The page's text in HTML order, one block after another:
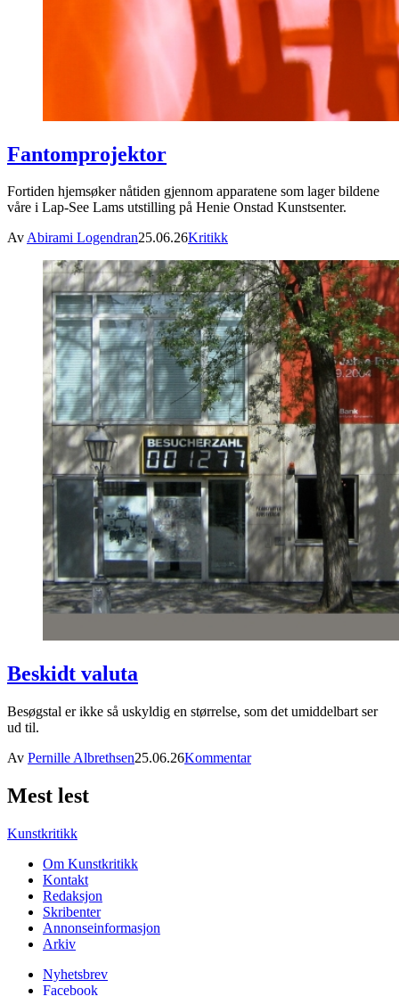
Fantomprojektor
Fortiden hjemsøker nåtiden gjennom apparatene som lager bildene
våre i Lap-See Lams utstilling på Henie Onstad Kunstsenter.
AvAbirami Logendran25.06.26Kritikk
Beskidt valuta
Besøgstal er ikke så uskyldig en størrelse, som det umiddelbart ser
ud til.
Av Pernille Albrethsen25.06.26Kommentar
Mest lest
Kunstkritikk
Om Kunstkritikk
Kontakt
Redaksjon
Skribenter
Annonseinformasjon
Arkiv
Nyhetsbrev
Facebook